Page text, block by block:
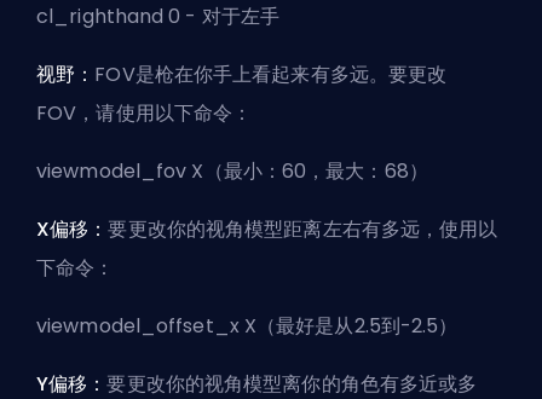
cl_righthand 0 - 对于左手
视野： FOV是枪在你手上看起来有多远。要更改
FOV，请使用以下命令：
viewmodel_fov X（最小：60，最大：68）
X偏移：要更改你的视角模型距离左右有多远，使用以
下命令：
viewmodel_offset_x X（最好是从2.5到-2.5）
Y偏移：要更改你的视角模型离你的角色有多近或多